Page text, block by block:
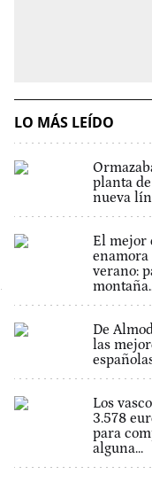
LO MÁS LEÍDO
planta
nueva
El mejor
enamora
verano:
De
las
Los
3.578
para
alguna...